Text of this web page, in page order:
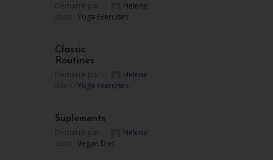
Démarré par :
Helene
dans : Yoga Exercises
Classic
Routines
Démarré par :
Helene
dans : Yoga Exercises
Suplements
Démarré par :
Helene
dans : Vegan Diet